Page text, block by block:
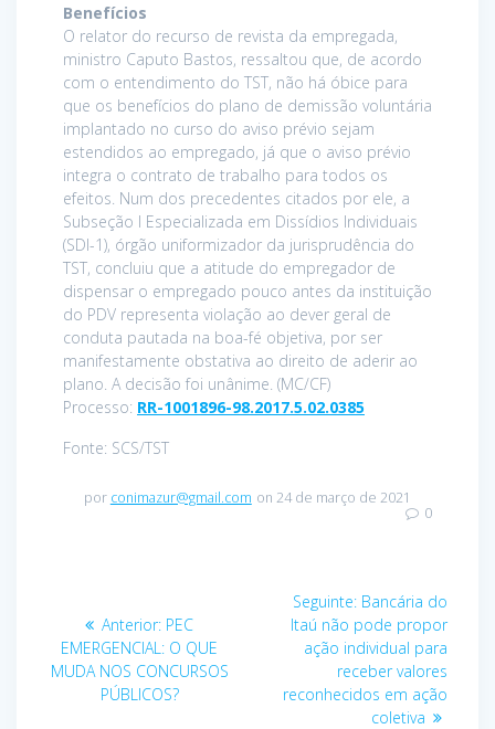
Benefícios
O relator do recurso de revista da empregada,
ministro Caputo Bastos, ressaltou que, de acordo
com o entendimento do TST, não há óbice para
que os benefícios do plano de demissão voluntária
implantado no curso do aviso prévio sejam
estendidos ao empregado, já que o aviso prévio
integra o contrato de trabalho para todos os
efeitos. Num dos precedentes citados por ele, a
Subseção I Especializada em Dissídios Individuais
(SDI-1), órgão uniformizador da jurisprudência do
TST, concluiu que a atitude do empregador de
dispensar o empregado pouco antes da instituição
do PDV representa violação ao dever geral de
conduta pautada na boa-fé objetiva, por ser
manifestamente obstativa ao direito de aderir ao
plano. A decisão foi unânime. (MC/CF)
Processo: RR-1001896-98.2017.5.02.0385
Fonte: SCS/TST
por conimazur@gmail.com on 24 de março de 2021
0
Post
Anterior: Post
anterior:
PEC
EMERGENCIAL: O QUE
MUDA NOS CONCURSOS
PÚBLICOS?
Seguinte: Post
seguinte:
Bancária do
Itaú não pode propor
ação individual para
receber valores
reconhecidos em ação
coletiva